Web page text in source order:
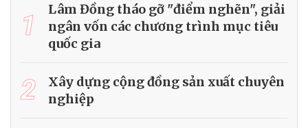
1
Lâm Đồng tháo gỡ "điểm nghẽn", giải
ngân vốn các chương trình mục tiêu
quốc gia
2
Xây dựng cộng đồng sản xuất chuyên
nghiệp